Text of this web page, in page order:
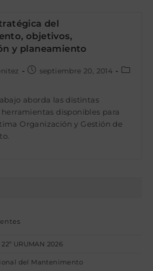
del
objetivos,
y planeamiento
Publicación
entrada:
septiembre 20, 2014
aborda las distintas
disponibles para
Organización y Gestión de
URUMAN 2026
del Mantenimento